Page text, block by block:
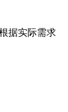
据实际需求